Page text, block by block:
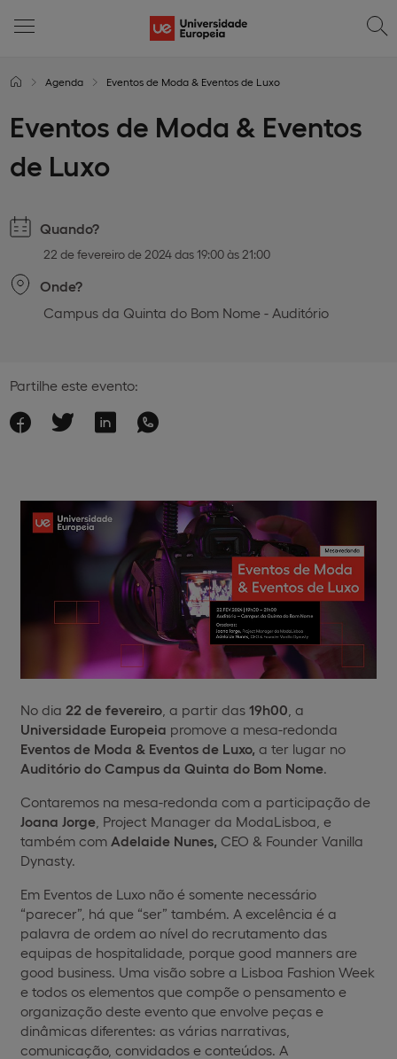
Agenda Eventos de Moda & Eventos de Luxo
Eventos de Moda & Eventos
de Luxo
Quando?
22 de fevereiro de 2024 das 19:00 às 21:00
Onde?
Campus da Quinta do Bom Nome - Auditório
Partilhe este evento:
No dia 22 de fevereiro , a partir das 19h00 , a
Universidade Europeia promove a mesa-redonda
Eventos de Moda & Eventos de Luxo, a ter lugar no
Auditório do Campus da Quinta do Bom Nome.
Contaremos na mesa-redonda com a participação de
Joana Jorge , Project Manager da ModaLisboa, e
também com Adelaide Nunes, CEO & Founder Vanilla
Dynasty.
Em Eventos de Luxo não é somente necessário
“parecer”, há que “ser” também. A excelência é a
palavra de ordem ao nível do recrutamento das
equipas de hospitalidade, porque good manners are
good business. Uma visão sobre a Lisboa Fashion Week
e todos os elementos que compõe o pensamento e
organização deste evento que envolve peças e
dinâmicas diferentes: as várias narrativas,
comunicação, convidados e conteúdos. A